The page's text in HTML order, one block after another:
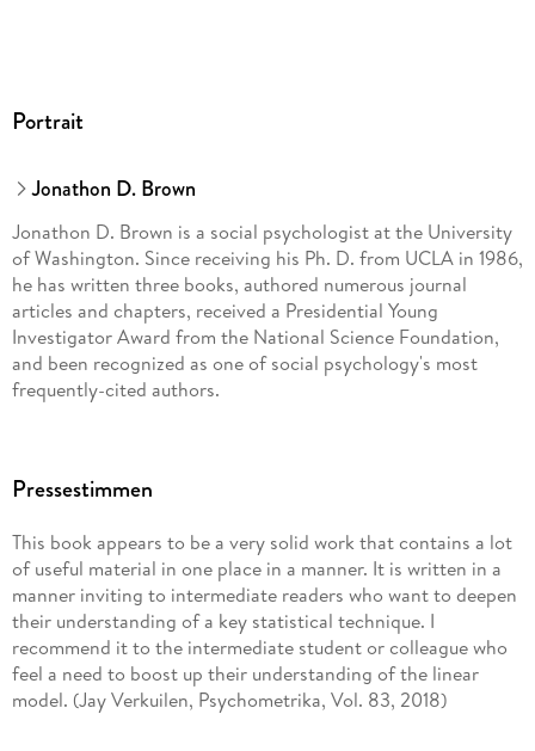
Portrait
Jonathon D. Brown
Jonathon D. Brown is a social psychologist at the University
of Washington. Since receiving his Ph. D. from UCLA in 1986,
he has written three books, authored numerous journal
articles and chapters, received a Presidential Young
Investigator Award from the National Science Foundation,
and been recognized as one of social psychology's most
frequently-cited authors.
Pressestimmen
This book appears to be a very solid work that contains a lot
of useful material in one place in a manner. It is written in a
manner inviting to intermediate readers who want to deepen
their understanding of a key statistical technique. I
recommend it to the intermediate student or colleague who
feel a need to boost up their understanding of the linear
model. (Jay Verkuilen, Psychometrika, Vol. 83, 2018)